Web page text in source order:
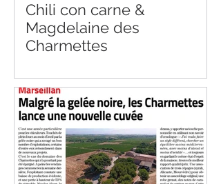
Chili con carne &
Magdelaine des
Charmettes